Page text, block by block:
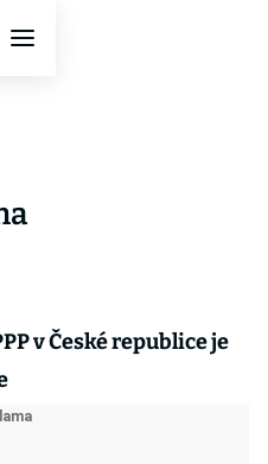
v České republice je